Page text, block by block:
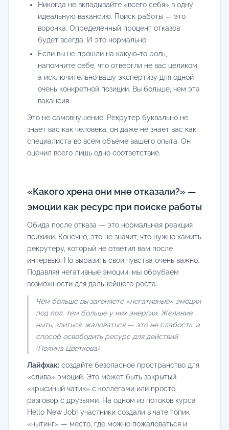
Никогда не вкладывайте «всего себя» в одну
идеальную вакансию. Поиск работы — это
воронка. Определённый процент отказов
будет всегда. И это нормально.
Если вы не прошли на какую-то роль,
напомните себе, что отвергли не вас целиком,
а исключительно вашу экспертизу для одной
очень конкретной позиции. Вы больше, чем эта
вакансия.
Это не самовнушение. Рекрутер буквально не
знает вас как человека, он даже не знает вас как
специалиста во всём объёме вашего опыта. Он
оценил всего лишь одно соответствие.
«Какого хрена они мне отказали?» —
эмоции как ресурс при поиске работы
Обида после отказа — это нормальная реакция
психики. Конечно, это не значит, что нужно хамить
рекрутеру, который не ответил вам после
интервью. Но выразить свои чувства очень важно.
Подавляя негативные эмоции, мы обрубаем
возможности для дальнейшего роста.
Чем больше вы загоняете «негативные» эмоции
под пол, тем больше у них энергии. Желание
ныть, злиться, жаловаться — это не слабость, а
способ освободить ресурс для действий
(Полина Цветкова).
Лайфхак: создайте безопасное пространство для
«слива» эмоций. Это может быть закрытый
«крысиный чатик» с коллегами или просто
разговор с друзьями. На одном из потоков курса
Hello New Job! участники создали в чате топик
«нытинг» — место, где можно пожаловаться и